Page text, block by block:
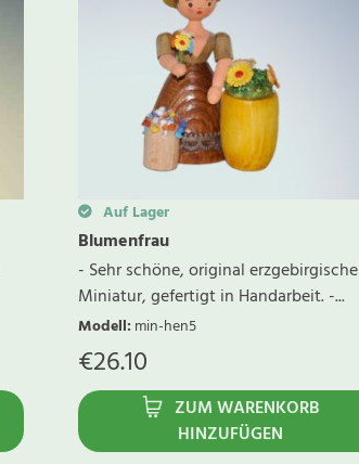
Auf Lager
Blumenfrau
- Sehr schöne, original erzgebirgische
Miniatur, gefertigt in Handarbeit. -...
Modell: min-hen5
€26.10
ZUM WARENKORB
HINZUFÜGEN